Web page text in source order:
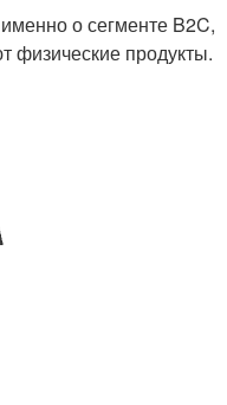
о сегменте B2C,
физические продукты.